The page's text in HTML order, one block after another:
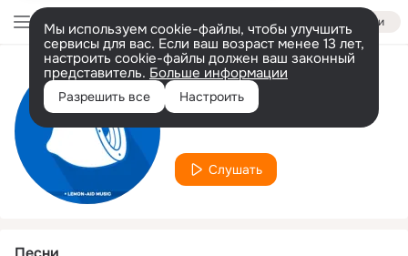
Войти
Мы используем cookie-файлы, чтобы улучшить
сервисы для вас. Если ваш возраст менее 13 лет,
настроить cookie-файлы должен ваш законный
представитель. Больше информации
Разрешить все Настроить
Исполнитель
David Zafra
Слушать